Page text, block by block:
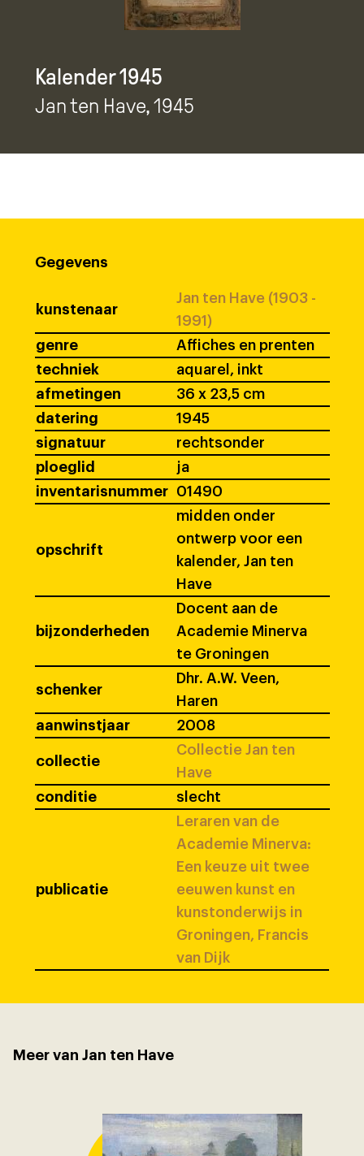
Kalender 1945
Jan ten Have, 1945
Gegevens
kunstenaar
Jan ten Have (1903 -
1991)
genre
Affiches en prenten
techniek
aquarel, inkt
afmetingen
36 x 23,5 cm
datering
1945
signatuur
rechtsonder
ploeglid
ja
inventarisnummer
01490
opschrift
midden onder
ontwerp voor een
kalender, Jan ten
Have
bijzonderheden
Docent aan de
Academie Minerva
te Groningen
schenker
Dhr. A.W. Veen,
Haren
aanwinstjaar
2008
collectie
Collectie Jan ten
Have
conditie
slecht
publicatie
Leraren van de
Academie Minerva:
Een keuze uit twee
eeuwen kunst en
kunstonderwijs in
Groningen, Francis
van Dijk
Meer van Jan ten Have